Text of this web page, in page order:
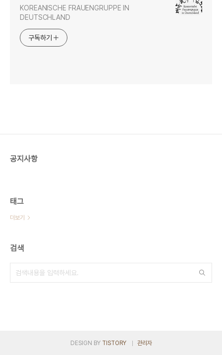
KOREANISCHE FRAUENGRUPPE IN
DEUTSCHLAND
구독하기
공지사항
태그
더보기
검색
DESIGN BY TISTORY 관리자